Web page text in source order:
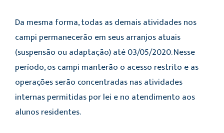
Da mesma forma, todas as demais atividades nos
campi permanecerão em seus arranjos atuais
(suspensão ou adaptação) até 03/05/2020. Nesse
período, os campi manterão o acesso restrito e as
operações serão concentradas nas atividades
internas permitidas por lei e no atendimento aos
alunos residentes.